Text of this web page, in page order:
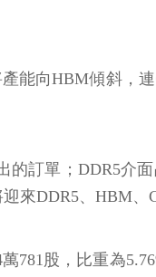
能向HBM傾斜，
訂單；DDR5介
來DDR5、HBM、
781股，比重為